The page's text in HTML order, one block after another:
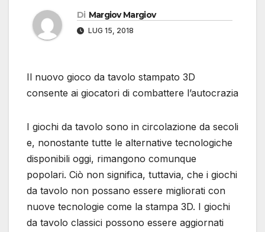
Di Margiov Margiov
LUG 15, 2018
Il nuovo gioco da tavolo stampato 3D
consente ai giocatori di combattere l’autocrazia
I giochi da tavolo sono in circolazione da secoli
e, nonostante tutte le alternative tecnologiche
disponibili oggi, rimangono comunque
popolari. Ciò non significa, tuttavia, che i giochi
da tavolo non possano essere migliorati con
nuove tecnologie come la stampa 3D. I giochi
da tavolo classici possono essere aggiornati